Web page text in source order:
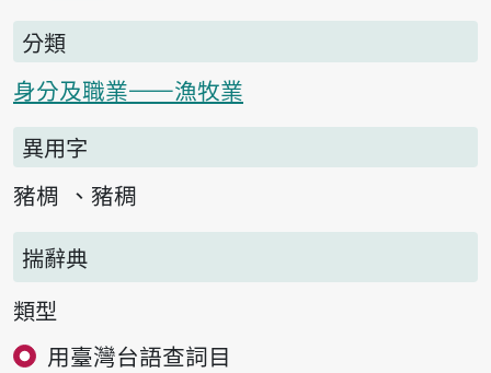
分類
身分及職業——漁牧業
異用字
豬椆
豬稠
揣辭典
類型
用臺灣台語查詞目